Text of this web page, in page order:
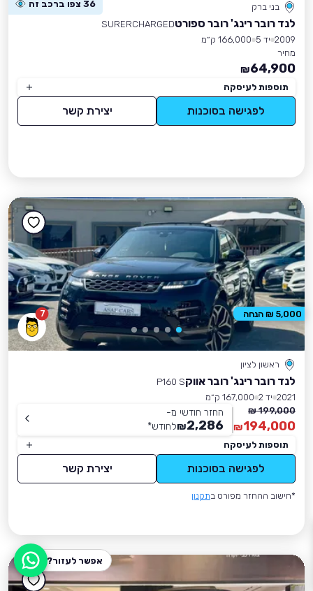
בני ברק 36 צפו ברכב זה
לנד רובר רינג' רובר ספורטSURERCHARGED
2009 יד 5
166,000 ק״מ
מחיר
64,900
₪
תוספות לעיסקה
לפגישה בסוכנות יצירת קשר
7
ראשון לציון
לנד רובר רינג' רובר אווקP160 S
2021 יד 2
167,000 ק״מ
199,000 ₪
194,000
₪
החזר חודשי מ-
2,286
₪לחודש*
תוספות לעיסקה
לפגישה בסוכנות יצירת קשר
*חישוב ההחזר מפורט בתקנון
5,000 ₪ הנחה
אפשר לעזור?